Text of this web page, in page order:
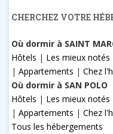
CHERCHEZ VOTRE
Où dormir à SAINT
Hôtels | Les mieux notés
| Appartements | Chez
Où dormir à SAN POLO
Hôtels | Les mieux notés
| Appartements | Chez
Tous les hébergements